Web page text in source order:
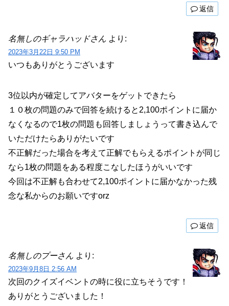
返信
名無しのギャラハッドさん より:
2023年3月22日 9:50 PM
いつもありがとうございます
3位以内が確定してアバターをゲットできたら
１０枚の問題のみで回答を続けると2,100ポイントに届か
なくなるので1枚の問題も回答しましょうって書き込んで
いただけたらありがたいです
不正解だった場合を考えて正解でもらえるポイントが同じ
なら1枚の問題をある程度こなしたほうがいいです
今回は不正解も合わせて2,100ポイントに届かなかった残
念な私からのお願いですorz
返信
名無しのプーさん より:
2023年9月8日 2:56 AM
次回のクイズイベントの時に役に立ちそうです！
ありがとうございました！